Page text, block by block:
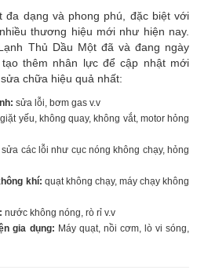
dạng và phong phú, đặc biệt với
thương hiệu mới như hiện nay.
Thủ Dầu Một đã và đang ngày
thêm nhân lực để cập nhật mới
chữa hiệu quả nhất:
sửa lỗi, bơm gas v.v
yếu, không quay, không vắt, motor hỏng
sửa các lỗi như cục nóng không chạy, hỏng
khí: quạt không chạy, máy chạy không
nước không nóng, rò rỉ v.v
gia dụng: Máy quạt, nồi cơm, lò vi sóng,